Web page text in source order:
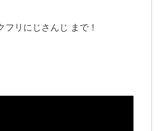
フリにじさんじ まで！